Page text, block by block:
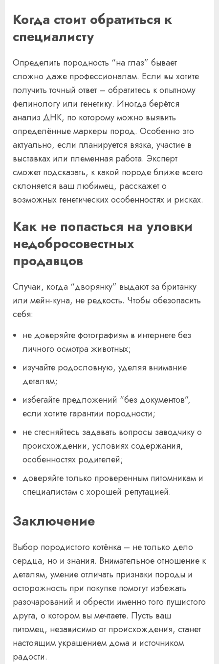
Когда стоит обратиться к
специалисту
Определить породность “на глаз” бывает
сложно даже профессионалам. Если вы хотите
получить точный ответ – обратитесь к опытному
фелинологу или генетику. Иногда берётся
анализ ДНК, по которому можно выявить
определённые маркеры пород. Особенно это
актуально, если планируется вязка, участие в
выставках или племенная работа. Эксперт
сможет подсказать, к какой породе ближе всего
склоняется ваш любимец, расскажет о
возможных генетических особенностях и рисках.
Как не попасться на уловки
недобросовестных
продавцов
Случаи, когда “дворянку” выдают за британку
или мейн-куна, не редкость. Чтобы обезопасить
себя:
не доверяйте фотографиям в интернете без
личного осмотра животных;
изучайте родословную, уделяя внимание
деталям;
избегайте предложений “без документов”,
если хотите гарантии породности;
не стесняйтесь задавать вопросы заводчику о
происхождении, условиях содержания,
особенностях родителей;
доверяйте только проверенным питомникам и
специалистам с хорошей репутацией.
Заключение
Выбор породистого котёнка – не только дело
сердца, но и знания. Внимательное отношение к
деталям, умение отличать признаки породы и
осторожность при покупке помогут избежать
разочарований и обрести именно того пушистого
друга, о котором вы мечтаете. Пусть ваш
питомец, независимо от происхождения, станет
настоящим украшением дома и источником
радости.